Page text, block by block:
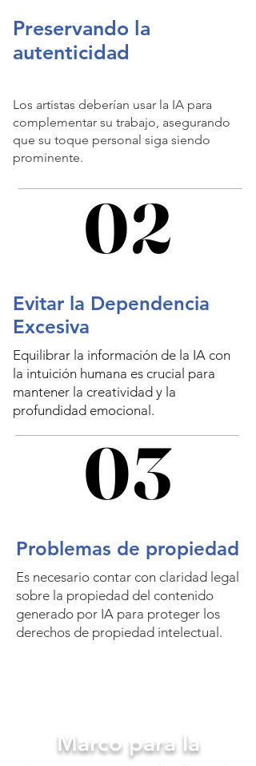
Preservando la
autenticidad
Los artistas deberían usar la IA para
complementar su trabajo, asegurando
que su toque personal siga siendo
prominente.
02
02
Evitar la Dependencia
Excesiva
​Equilibrar la información de la IA con
la intuición humana es crucial para
mantener la creatividad y la
profundidad emocional.
03
03
Problemas de propiedad
Es necesario contar con claridad legal
sobre la propiedad del contenido
generado por IA para proteger los
derechos de propiedad intelectual.
Marco para la